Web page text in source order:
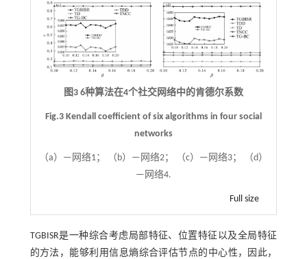
图3 6种算法在4个社交网络中的肯德尔系数
Fig.3 Kendall coefficient of six algorithms in four social
networks
（a）—网络1； （b）—网络2； （c）—网络3； （d）
—网络4.
Full size
TGBISR是一种综合考虑局部特征、位置特征以及全局特征
的方法，能够利用信息熵综合评估节点的中心性，因此，